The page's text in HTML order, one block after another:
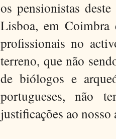
os pensionistas
Lisboa, em Coimbra
profissionais no
terreno, que não
de biólogos e
portugueses, não
justificações ao